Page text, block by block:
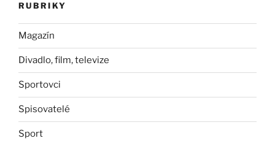
RUBRIKY
Magazín
Divadlo, film, televize
Sportovci
Spisovatelé
Sport